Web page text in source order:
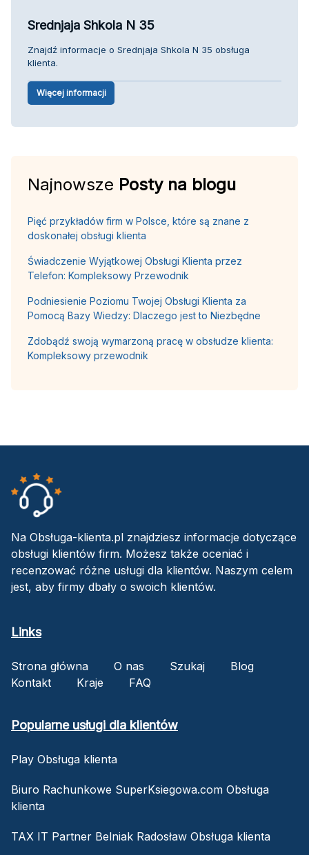
Srednjaja Shkola N 35
Znajdź informacje o Srednjaja Shkola N 35 obsługa
klienta.
Więcej informacji
Najnowsze Posty na blogu
Pięć przykładów firm w Polsce, które są znane z
doskonałej obsługi klienta
Świadczenie Wyjątkowej Obsługi Klienta przez
Telefon: Kompleksowy Przewodnik
Podniesienie Poziomu Twojej Obsługi Klienta za
Pomocą Bazy Wiedzy: Dlaczego jest to Niezbędne
Zdobądź swoją wymarzoną pracę w obsłudze klienta:
Kompleksowy przewodnik
Na Obsługa-klienta.pl znajdziesz informacje dotyczące
obsługi klientów firm. Możesz także oceniać i
recenzować różne usługi dla klientów. Naszym celem
jest, aby firmy dbały o swoich klientów.
Links
Strona główna O nas Szukaj
Blog
Kontakt
Kraje FAQ
Popularne usługi dla klientów
Play Obsługa klienta
Biuro Rachunkowe SuperKsiegowa.com Obsługa
klienta
TAX IT Partner Belniak Radosław Obsługa klienta